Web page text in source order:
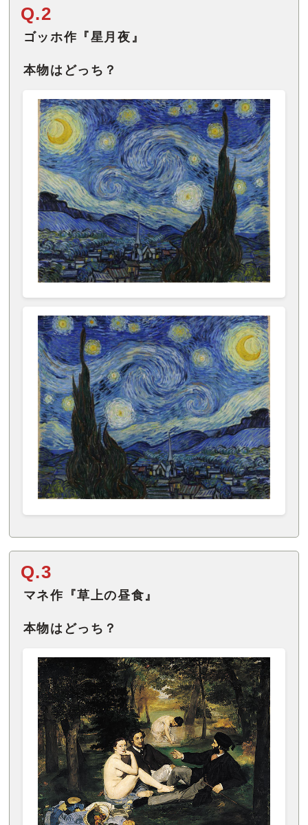
Q.2
ゴッホ作『星月夜』
本物はどっち？
Q.3
マネ作『草上の昼食』
本物はどっち？